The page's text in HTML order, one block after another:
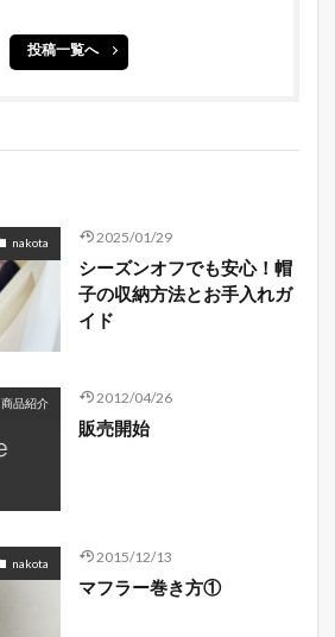
投稿一覧へ
nakota 2025/01/29
シーズンオフでも安心！帽
子の収納方法とお手入れガ
イド
商品紹介 2012/04/26
販売開始
nakota 2015/12/13
マフラー巻き方①